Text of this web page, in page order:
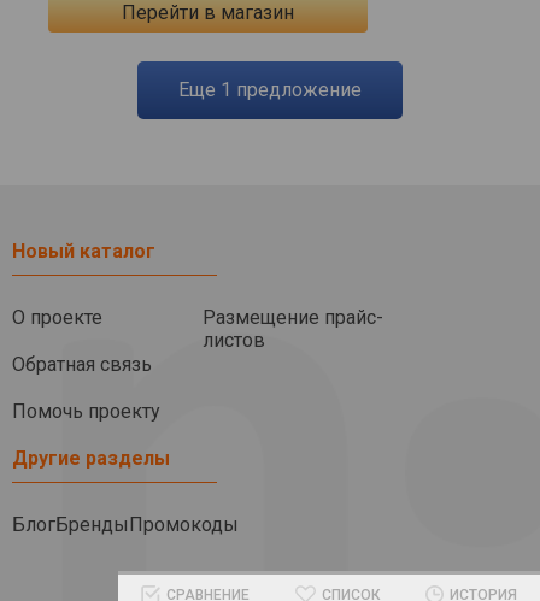
Перейти в магазин
eще 1 предложение
Новый каталог
О проекте
Обратная связь
Помочь проекту
Размещение прайс-
листов
Другие разделы
БлогБрендыПромокоды
СРАВНЕНИЕ СПИСОК ИСТОРИЯ